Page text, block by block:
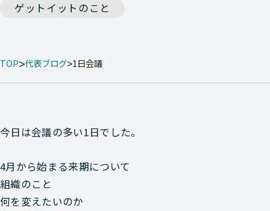
ゲットイットのこと
TOP 代表ブログ 1日会議
今日は会議の多い1日でした。
4月から始まる来期について
組織のこと
何を変えたいのか